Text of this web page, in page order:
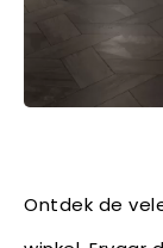
Ontdek de